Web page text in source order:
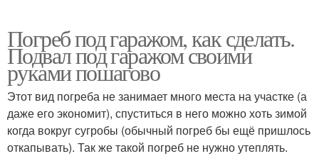
Погреб под гаражом, как сделать.
Подвал под гаражом своими
руками пошагово
Этот вид погреба не занимает много места на участке (а
даже его экономит), спуститься в него можно хоть зимой
когда вокруг сугробы (обычный погреб бы ещё пришлось
откапывать). Так же такой погреб не нужно утеплять.